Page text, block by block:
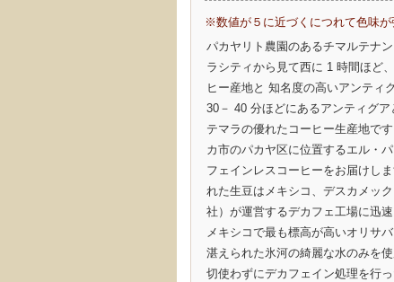
※数値が５に近づくにつれて色味が
パカヤリト農園のあるチマルテナ
ラシティから見て西に 1 時間ほど
ヒー産地と 知名度の高いアンティ
30－ 40 分ほどにあるアンティグ
テマラの優れたコーヒー生産地で
カ市のパカヤ区に位置するエル・
フェインレスコーヒーをお届けし
れた生豆はメキシコ、デスカメッ
社）が運営するデカフェ工場に迅速
メキシコで最も標高が高いオリサ
湛えられた氷河の綺麗な水のみを
切使わずにデカフェイン処理を行